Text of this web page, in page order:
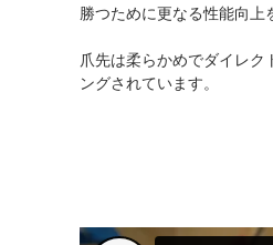
勝つために更なる性能向上
爪先は柔らかめでダイレ
ングされています。